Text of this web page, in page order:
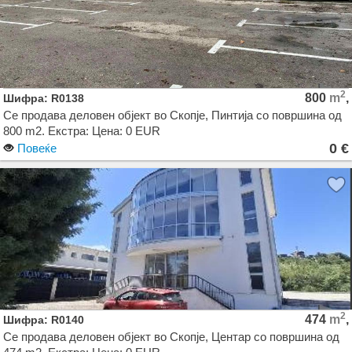
Шифра: R0138 800 m2,
Се продава деловен објект во Скопје, Пинтија со површина од
800 m2. Екстра: Цена: 0 EUR
Повеќе
0 €
Шифра: R0140 474 m2,
Се продава деловен објект во Скопје, Центар со површина од